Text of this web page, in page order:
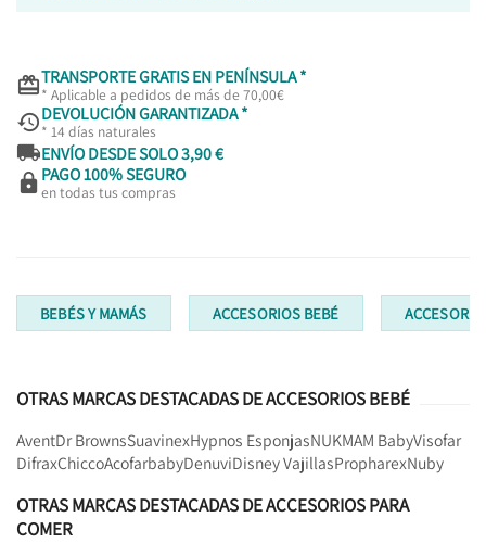
TRANSPORTE GRATIS EN PENÍNSULA *
* Aplicable a pedidos de más de 70,00€
DEVOLUCIÓN GARANTIZADA *
* 14 días naturales
ENVÍO DESDE SOLO 3,90 €
 PAGO 100% SEGURO
en todas tus compras
BEBÉS Y MAMÁS ACCESORIOS BEBÉ
OTRAS MARCAS DESTACADAS DE ACCESORIOS BEBÉ
AventDr BrownsSuavinexHypnos EsponjasNUKMAM BabyVisofar
DifraxChiccoAcofarbabyDenuviDisney VajillasPropharexNuby
OTRAS MARCAS DESTACADAS DE ACCESORIOS PARA
COMER